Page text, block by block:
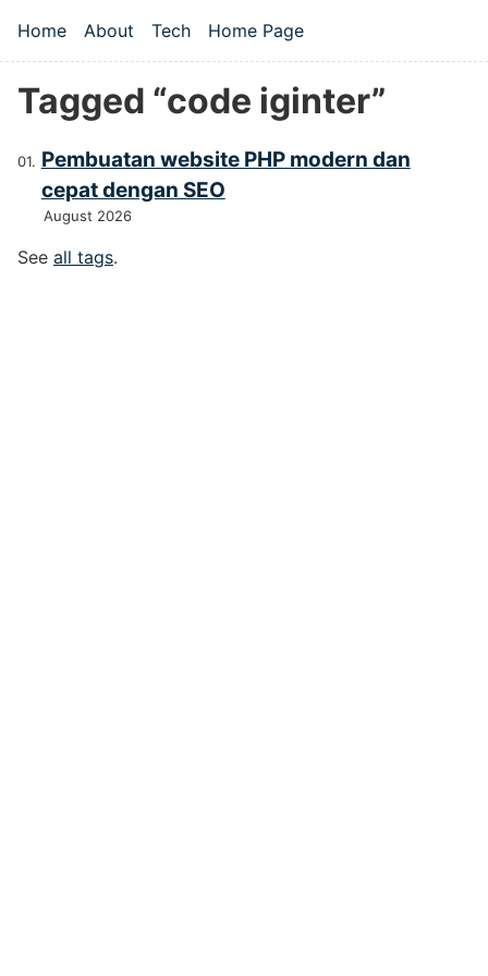
Top level navigation menu
Home About Tech Home Page
Tagged “code iginter”
Pembuatan website PHP modern dan
cepat dengan SEO
August 2026
See all tags.